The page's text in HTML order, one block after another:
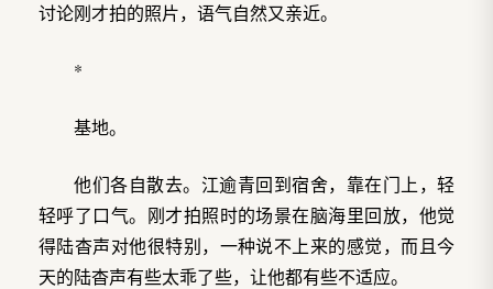
讨论刚才拍的照片，语气自然又亲近。
*
基地。
他们各自散去。江逾青回到宿舍，靠在门上，轻
轻呼了口气。刚才拍照时的场景在脑海里回放，他觉
得陆杳声对他很特别，一种说不上来的感觉，而且今
天的陆杳声有些太乖了些，让他都有些不适应。